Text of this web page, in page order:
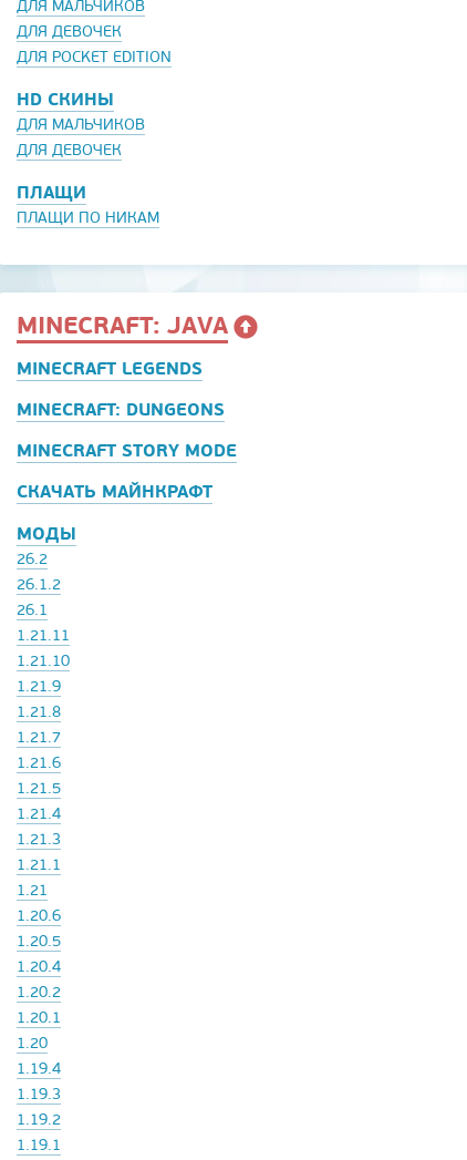
ДЛЯ МАЛЬЧИКОВ
ДЛЯ ДЕВОЧЕК
ДЛЯ POCKET EDITION
HD СКИНЫ
ДЛЯ МАЛЬЧИКОВ
ДЛЯ ДЕВОЧЕК
ПЛАЩИ
ПЛАЩИ ПО НИКАМ
MINECRAFT: JAVA
MINECRAFT LEGENDS
MINECRAFT: DUNGEONS
MINECRAFT STORY MODE
СКАЧАТЬ МАЙНКРАФТ
МОДЫ
26.2
26.1.2
26.1
1.21.11
1.21.10
1.21.9
1.21.8
1.21.7
1.21.6
1.21.5
1.21.4
1.21.3
1.21.1
1.21
1.20.6
1.20.5
1.20.4
1.20.2
1.20.1
1.20
1.19.4
1.19.3
1.19.2
1.19.1